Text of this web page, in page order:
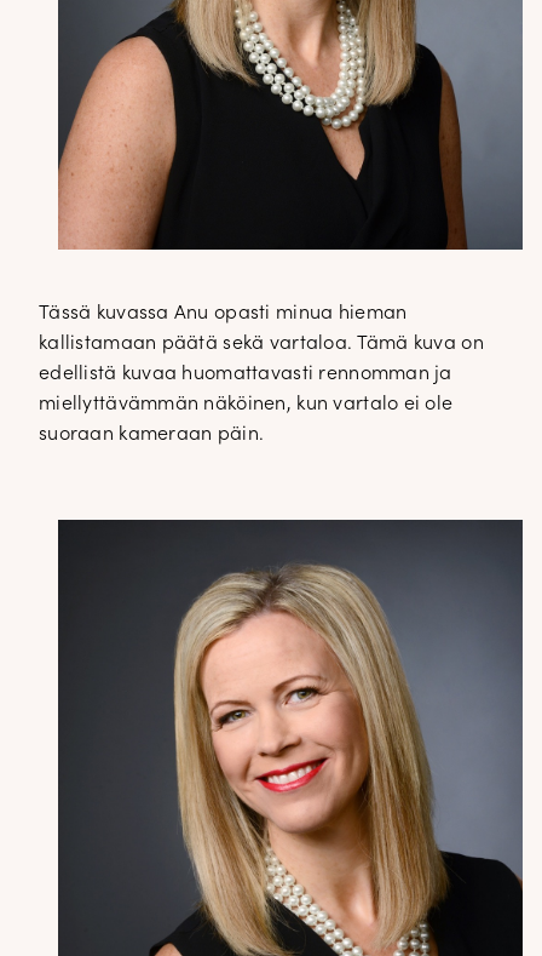
Tässä kuvassa Anu opasti minua hieman
kallistamaan päätä sekä vartaloa. Tämä kuva on
edellistä kuvaa huomattavasti rennomman ja
miellyttävämmän näköinen, kun vartalo ei ole
suoraan kameraan päin.